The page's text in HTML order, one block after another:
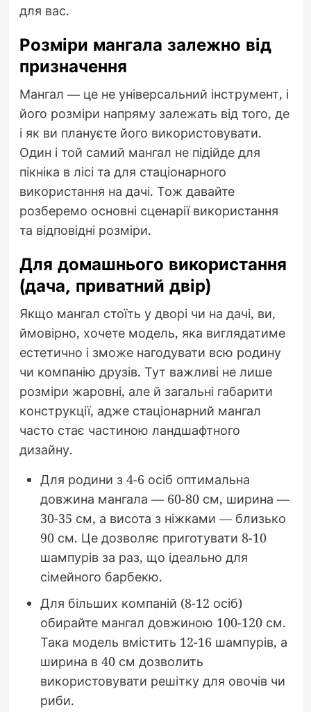
для вас.
Розміри мангала залежно від
призначення
Мангал — це не універсальний інструмент, і
його розміри напряму залежать від того, де
і як ви плануєте його використовувати.
Один і той самий мангал не підійде для
пікніка в лісі та для стаціонарного
використання на дачі. Тож давайте
розберемо основні сценарії використання
та відповідні розміри.
Для домашнього використання
(дача, приватний двір)
Якщо мангал стоїть у дворі чи на дачі, ви,
ймовірно, хочете модель, яка виглядатиме
естетично і зможе нагодувати всю родину
чи компанію друзів. Тут важливі не лише
розміри жаровні, але й загальні габарити
конструкції, адже стаціонарний мангал
часто стає частиною ландшафтного
дизайну.
Для родини з 4-6 осіб оптимальна
довжина мангала — 60-80 см, ширина —
30-35 см, а висота з ніжками — близько
90 см. Це дозволяє приготувати 8-10
шампурів за раз, що ідеально для
сімейного барбекю.
Для більших компаній (8-12 осіб)
обирайте мангал довжиною 100-120 см.
Така модель вмістить 12-16 шампурів, а
ширина в 40 см дозволить
використовувати решітку для овочів чи
риби.